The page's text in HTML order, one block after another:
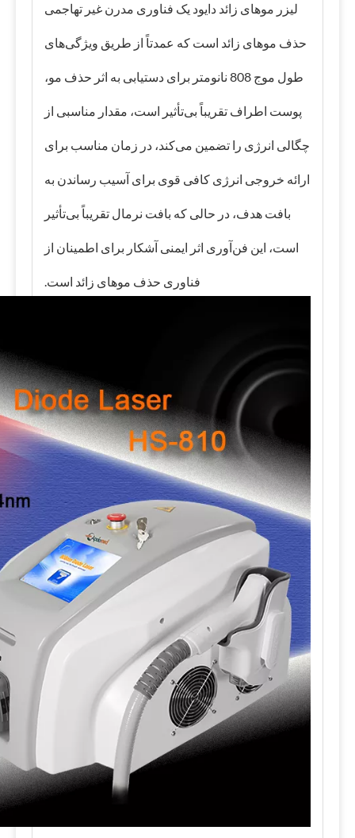
لیزر موهای زائد دایود یک فناوری مدرن غیر تهاجمی
حذف موهای زائد است که عمدتاً از طریق ویژگی‌های
طول موج 808 نانومتر برای دستیابی به اثر حذف مو،
پوست اطراف تقریباً بی‌تأثیر است، مقدار مناسبی از
چگالی انرژی را تضمین می‌کند، در زمان مناسب برای
ارائه خروجی انرژی کافی قوی برای آسیب رساندن به
بافت هدف، در حالی که بافت نرمال تقریباً بی‌تأثیر
است، این فن‌آوری اثر ایمنی آشکار برای اطمینان از
فناوری حذف موهای زائد است.